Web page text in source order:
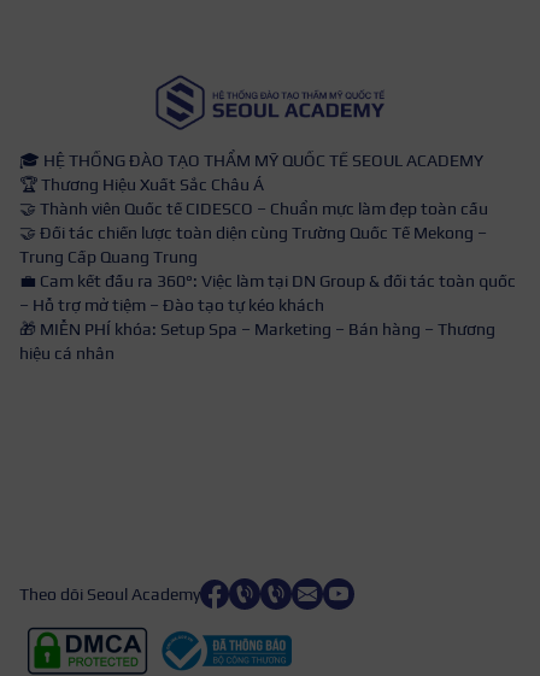
🎓 HỆ THỐNG ĐÀO TẠO THẨM MỸ QUỐC TẾ SEOUL ACADEMY
🏆 Thương Hiệu Xuất Sắc Châu Á
🤝 Thành viên Quốc tế CIDESCO – Chuẩn mực làm đẹp toàn cầu
🤝 Đối tác chiến lược toàn diện cùng Trường Quốc Tế Mekong –
Trung Cấp Quang Trung
💼 Cam kết đầu ra 360°: Việc làm tại DN Group & đối tác toàn quốc
– Hỗ trợ mở tiệm – Đào tạo tự kéo khách
🎁 MIỄN PHÍ khóa: Setup Spa – Marketing – Bán hàng – Thương
hiệu cá nhân
Theo dõi Seoul Academy